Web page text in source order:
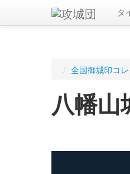
タ
/ 全国御城印コ
八幡山